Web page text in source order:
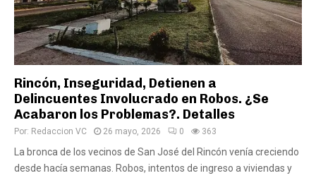
Rincón, Inseguridad, Detienen a
Delincuentes Involucrado en Robos. ¿Se
Acabaron los Problemas?. Detalles
Por: Redaccion VC 26 mayo, 2026 0 363
La bronca de los vecinos de San José del Rincón venía creciendo
desde hacía semanas. Robos, intentos de ingreso a viviendas y